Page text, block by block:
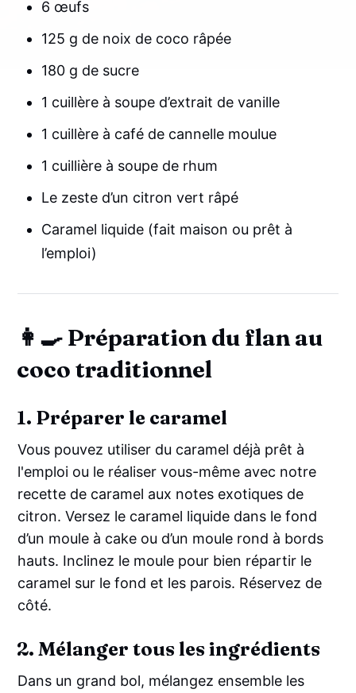
6 œufs
125 g de noix de coco râpée
180 g de sucre
1 cuillère à soupe d’extrait de vanille
1 cuillère à café de cannelle moulue
1 cuillière à soupe de rhum
Le zeste d’un citron vert râpé
Caramel liquide (fait maison ou prêt à
l’emploi)
👩‍🍳 Préparation du flan au
coco traditionnel
1. Préparer le caramel
Vous pouvez utiliser du caramel déjà prêt à
l'emploi ou le réaliser vous-même avec notre
recette de caramel aux notes exotiques de
citron. Versez le caramel liquide dans le fond
d’un moule à cake ou d’un moule rond à bords
hauts. Inclinez le moule pour bien répartir le
caramel sur le fond et les parois. Réservez de
côté.
2. Mélanger tous les ingrédients
Dans un grand bol, mélangez ensemble les